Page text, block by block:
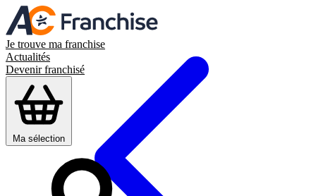
Je trouve ma franchise
Actualités
Devenir franchisé
Ma sélection